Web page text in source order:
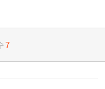
7